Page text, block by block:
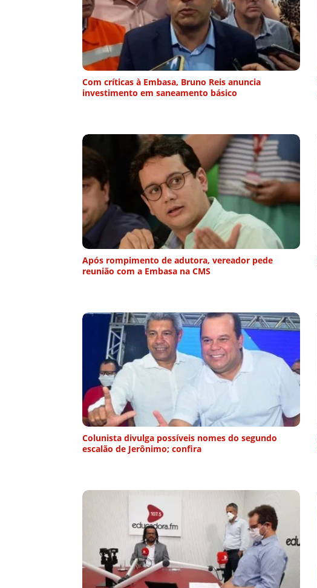
Com críticas à Embasa, Bruno Reis anuncia
investimento em saneamento básico
Após rompimento de adutora, vereador pede
reunião com a Embasa na CMS
Colunista divulga possíveis nomes do segundo
escalão de Jerônimo; confira